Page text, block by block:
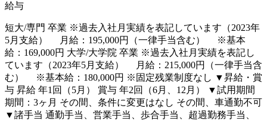
給与
短大/専門 卒業 ※過去入社月実績を表記しています（2023年
5月支給） 月給：195,000円（一律手当含む） ※基本
給：169,000円 大学/大学院 卒業 ※過去入社月実績を表記し
ています（2023年5月支給） 月給：215,000円（一律手当含
む） ※基本給：180,000円 ※固定残業制度なし ▼昇給・賞
与 昇給 年1回（5月） 賞与 年2回（6月、12月） ▼試用期間
期間：3ヶ月 その間、条件に変更はなし その間、車通勤不可
▼諸手当 通勤手当、営業手当、歩合手当、超過勤務手当、